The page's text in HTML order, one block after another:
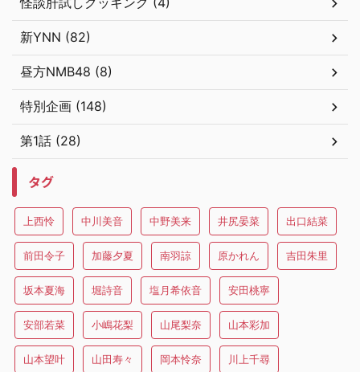
新YNN (82)
昼方NMB48 (8)
特別企画 (148)
第1話 (28)
タグ
上西怜 中川美音 中野美来 井尻晏菜 出口結菜
前田令子 加藤夕夏 南羽諒 原かれん 吉田朱里
坂本夏海 堀詩音 塩月希依音 安田桃寧
安部若菜 小嶋花梨 山尾梨奈 山本彩加
山本望叶 山田寿々 岡本怜奈 川上千尋